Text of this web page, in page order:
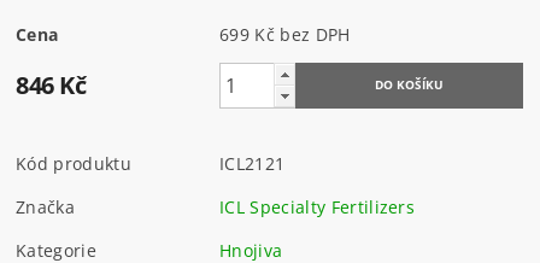
Cena 699 Kč bez DPH
846 Kč
Kód produktu
ICL2121
Značka
ICL Specialty Fertilizers
Kategorie
Hnojiva